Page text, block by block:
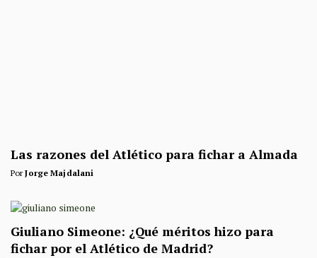
Las razones del Atlético para fichar a Almada
PorJorge Majdalani
Giuliano Simeone: ¿Qué méritos hizo para
fichar por el Atlético de Madrid?